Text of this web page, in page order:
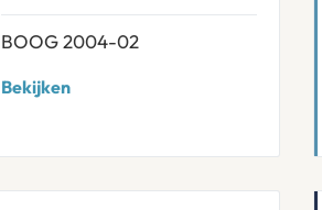
BOOG 2004-02
Bekijken